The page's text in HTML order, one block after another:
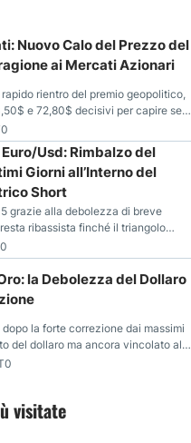
visitate
Nuovo Calo del Prezzo del
ai Mercati Azionari
rientro del premio geopolitico,
e 72,80$ decisivi per capire se il
Usd: Rimbalzo del
Giorni all’Interno del
Short
grazie alla debolezza di breve
ribassista finché il triangolo
la Debolezza del Dollaro
la forte correzione dai massimi
del dollaro ma ancora vincolato alla